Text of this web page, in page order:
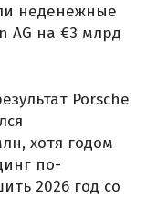
неденежные
AG на €3 млрд
Porsche
хотя годом
по-
2026 год со